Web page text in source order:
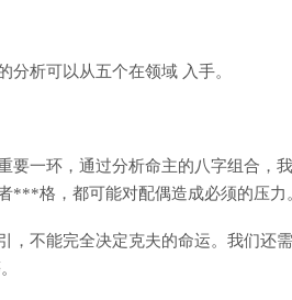
分析可以从五个在领域 入手。
要一环，通过分析命主的八字组合，
***格，都可能对配偶造成必须的压力
，不能完全决定克夫的命运。我们还